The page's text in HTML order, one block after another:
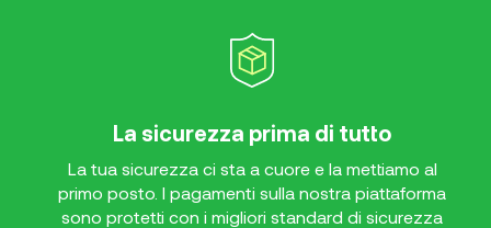
La sicurezza prima di tutto
La tua sicurezza ci sta a cuore e la mettiamo al
primo posto. I pagamenti sulla nostra piattaforma
sono protetti con i migliori standard di sicurezza